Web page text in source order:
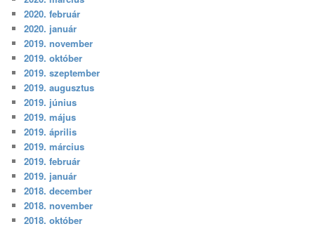
2020. február
2020. január
2019. november
2019. október
2019. szeptember
2019. augusztus
2019. június
2019. május
2019. április
2019. március
2019. február
2019. január
2018. december
2018. november
2018. október